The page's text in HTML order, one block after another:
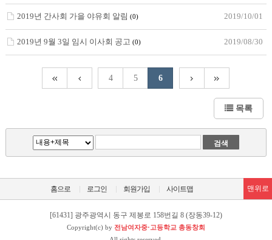
2019년 간사회 가을 야유회 알림 (0) 2019/10/01
2019년 9월 3일 임시 이사회 공고 (0) 2019/08/30
4 5 6
목록
홈으로 로그인 회원가입 사이트맵 맨위로
[61431] 광주광역시 동구 제봉로 158번길 8 (장동39-12)
Copyright(c) by 전남여자중·고등학교 총동창회